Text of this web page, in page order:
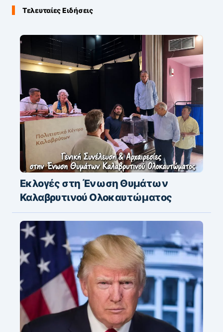
Τελευταίες Ειδήσεις
Εκλογές στη Ένωση Θυμάτων
Καλαβρυτινού Ολοκαυτώματος